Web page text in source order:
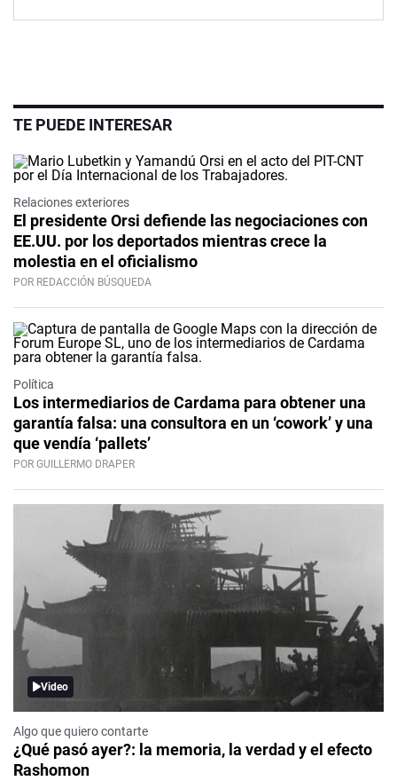
TE PUEDE INTERESAR
Relaciones exteriores
El presidente Orsi defiende las negociaciones con
EE.UU. por los deportados mientras crece la
molestia en el oficialismo
POR REDACCIÓN BÚSQUEDA
Política
Los intermediarios de Cardama para obtener una
garantía falsa: una consultora en un ‘cowork’ y una
que vendía ‘pallets’
POR GUILLERMO DRAPER
Video
Algo que quiero contarte
¿Qué pasó ayer?: la memoria, la verdad y el efecto
Rashomon